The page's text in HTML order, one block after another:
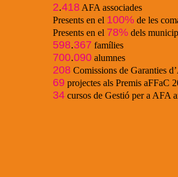
2.418 AFA associades
Presents en el 100% de les
Presents en el 78% dels
598.367 famílies
700.090 alumnes
208 Comissions de Garanties
69 projectes als Premis aFFaC
34 cursos de Gestió per a AFA